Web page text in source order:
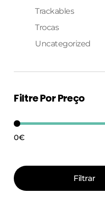
Trackables
Trocas
Uncategorized
Filtre Por Preço
Filtrar
0€